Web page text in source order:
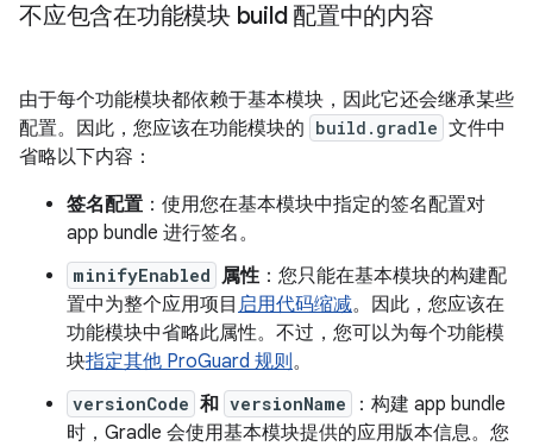
不应包含在功能模块 build 配置中的内容
由于每个功能模块都依赖于基本模块，因此它还会继承某些
配置。因此，您应该在功能模块的 build.gradle 文件中
省略以下内容：
签名配置 ：使用您在基本模块中指定的签名配置对
app bundle 进行签名。
minifyEnabled 属性：您只能在基本模块的构建配
置中为整个应用项目 启用代码缩减。因此，您应该在
功能模块中省略此属性。不过，您可以为每个功能模
块指定其他 ProGuard 规则。
versionCode 和 versionName
：构建 app bundle
时，Gradle 会使用基本模块提供的应用版本信息。您